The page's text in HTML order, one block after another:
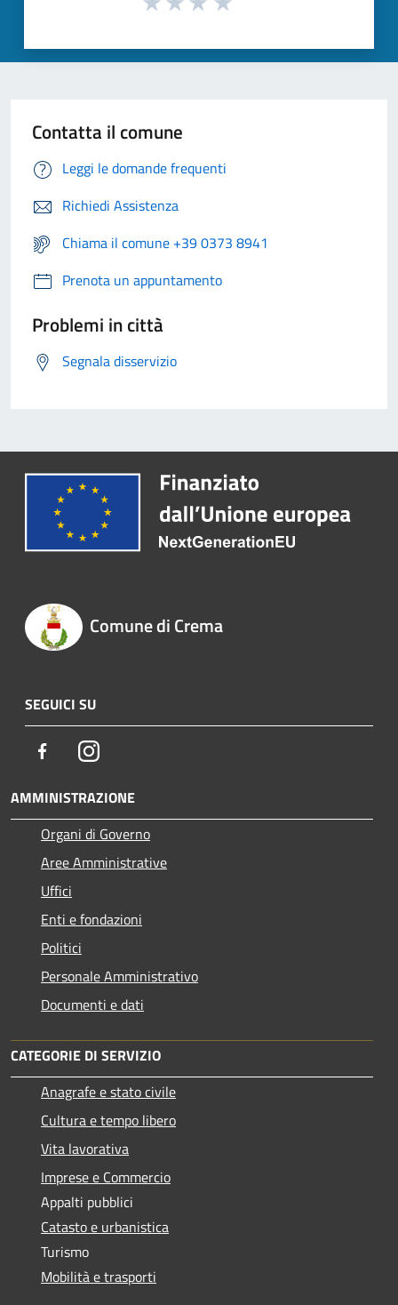
Contatta il comune
Leggi le domande frequenti
Richiedi Assistenza
Chiama il comune +39 0373 8941
Prenota un appuntamento
Problemi in città
Segnala disservizio
Comune di Crema
SEGUICI SU
FacebookInstagram
AMMINISTRAZIONE
Organi di Governo
Aree Amministrative
Uffici
Enti e fondazioni
Politici
Personale Amministrativo
Documenti e dati
CATEGORIE DI SERVIZIO
Anagrafe e stato civile
Cultura e tempo libero
Vita lavorativa
Imprese e Commercio
Appalti pubblici
Catasto e urbanistica
Turismo
Mobilità e trasporti